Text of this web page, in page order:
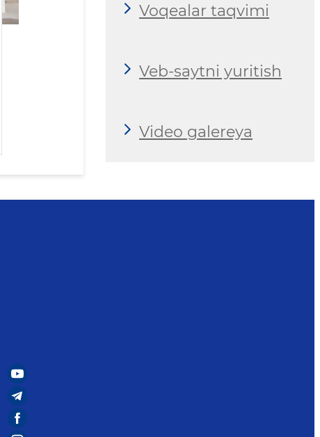
Voqealar taqvimi
Veb-saytni yuritish
Video galereya